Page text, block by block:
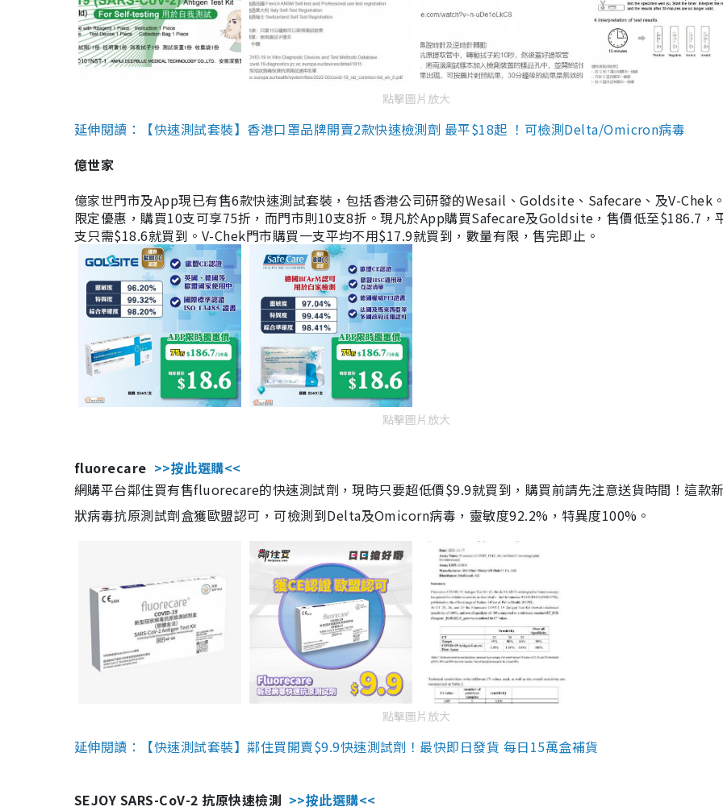
點擊圖片放大
延伸閱讀：【快速測試套裝】香港口罩品牌開賣2款快速檢測劑 最平$18起 ！可檢測Delta/Omicron病毒
億世家
億家世門市及App現已有售6款快速測試套裝，包括香港公司研發的Wesail、Goldsite、Safecare、及V-Chek
限定優惠，購買10支可享75折，而門市則10支8折。現凡於App購買Safecare及Goldsite，售價低至$186.7，
支只需$18.6就買到。V-Chek門市購買一支平均不用$17.9就買到，數量有限，售完即止。
點擊圖片放大
fluorecare >>按此選購<<
網購平台鄰住買有售fluorecare的快速測試劑，現時只要超低價$9.9就買到，購買前請先注意送貨時間！這款
狀病毒抗原測試劑盒獲歐盟認可，可檢測到Delta及Omicorn病毒，靈敏度92.2%，特異度100%。
點擊圖片放大
延伸閱讀：【快速測試套裝】鄰住買開賣$9.9快速測試劑！最快即日發貨 每日15萬盒補貨
SEJOY SARS-CoV-2 抗原快速檢測 >>按此選購<<